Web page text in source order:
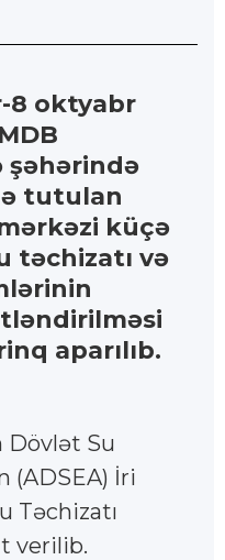
8 oktyabr
şəhərində
tutulan
küçə
təchizatı və
aparılıb.
Dövlət Su
(ADSEA) İri
Təchizatı
verilib.